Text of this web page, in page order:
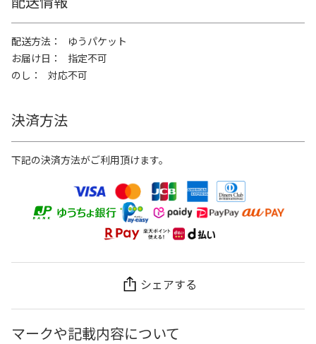
配送方法
ゆうパケット
お届け日
指定不可
のし
対応不可
決済方法
下記の決済方法がご利用頂けます。
シェアする
マークや記載内容について